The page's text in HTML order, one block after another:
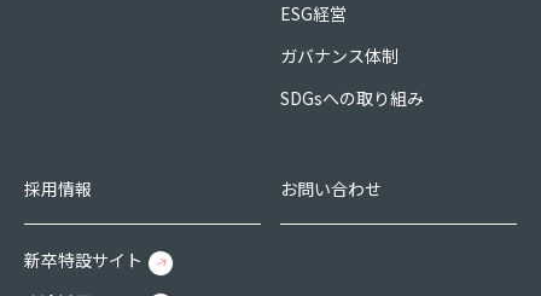
ESG経営
ガバナンス体制
SDGsへの取り組み
採用情報
新卒特設サイト
お問い合わせ